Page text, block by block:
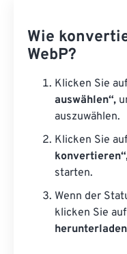
Wie
WebP?
Klicken Sie
auswählen“,
auszuwählen.
Klicken Sie
starten.
Wenn der
klicken Sie